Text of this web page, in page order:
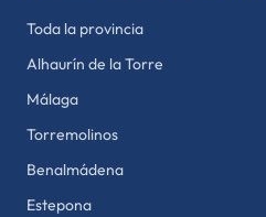
Toda la provincia
Alhaurín de la Torre
Málaga
Torremolinos
Benalmádena
Estepona